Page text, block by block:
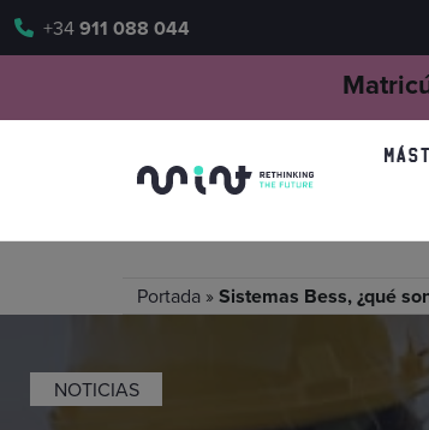
+34911 088 044
Portada »Sistemas Bess, ¿qué
NOTICIAS